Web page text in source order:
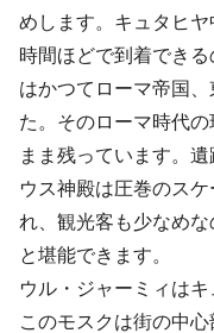
めします。キュタヒ
時間ほどで到着でき
はかつてローマ帝国
た。そのローマ時代
まま残っています。
ウス神殿は圧巻のス
れ、観光客も少なめ
と堪能できます。
ウル・ジャーミィは
このモスクは街の中